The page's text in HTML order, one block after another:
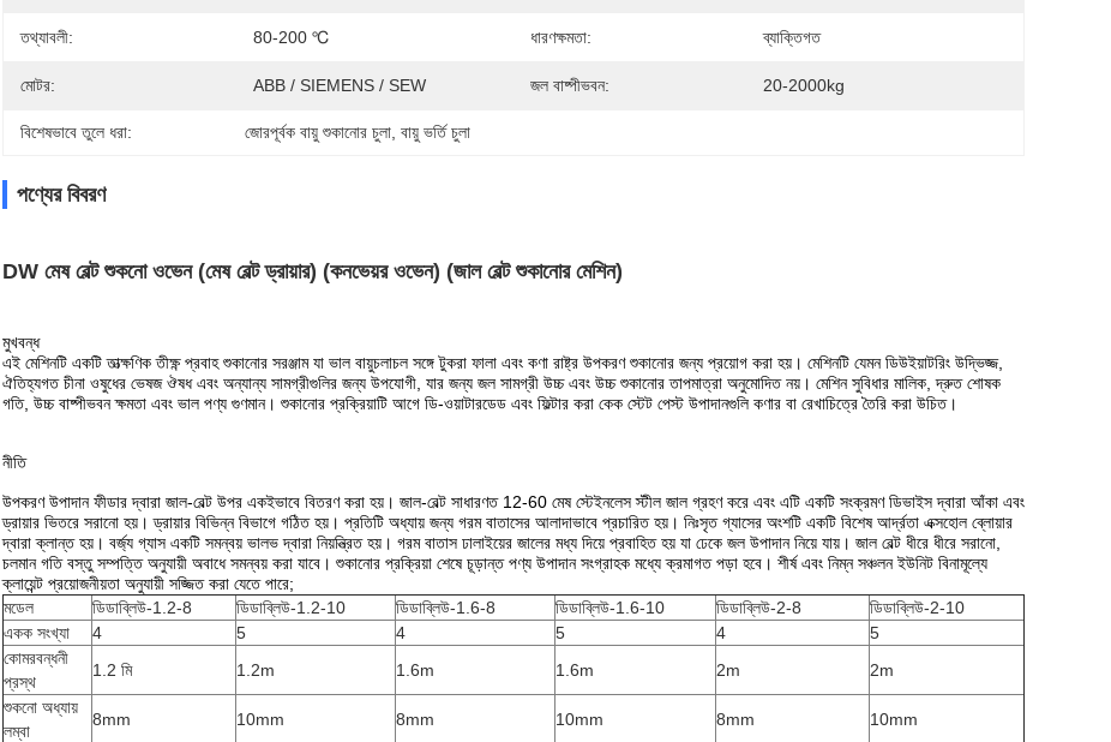
তথ্যাবলী: 80-200 ℃ ধারণক্ষমতা: ব্যাক্তিগত
মোটর: ABB / SIEMENS / SEW জল বাষ্পীভবন: 20-2000kg
বিশেষভাবে তুলে ধরা: জোরপূর্বক বায়ু শুকানোর চুলা , বায়ু ভর্তি চুলা
পণ্যের বিবরণ
DW মেষ বেল্ট শুকনো ওভেন (মেষ বেল্ট ড্রায়ার) (কনভেয়র ওভেন) (জাল বেল্ট শুকানোর মেশিন)
মুখবন্ধ
এই মেশিনটি একটি তাত্ক্ষণিক তীক্ষ্ণ প্রবাহ শুকানোর সরঞ্জাম যা ভাল বায়ুচলাচল সঙ্গে টুকরা ফালা এবং কণা রাষ্ট্র উপকরণ শুকানোর জন্য প্রয়োগ করা হয়। মেশিনটি যেমন ডিউইয়াটরিং উদ্ভিজ্জ,
ঐতিহ্যগত চীনা ওষুধের ভেষজ ঔষধ এবং অন্যান্য সামগ্রীগুলির জন্য উপযোগী, যার জন্য জল সামগ্রী উচ্চ এবং উচ্চ শুকানোর তাপমাত্রা অনুমোদিত নয়। মেশিন সুবিধার মালিক, দ্রুত শোষক
গতি, উচ্চ বাষ্পীভবন ক্ষমতা এবং ভাল পণ্য গুণমান। শুকানোর প্রক্রিয়াটি আগে ডি-ওয়াটারডেড এবং ফিল্টার করা কেক স্টেট পেস্ট উপাদানগুলি কণার বা রেখাচিত্রে তৈরি করা উচিত।
নীতি
উপকরণ উপাদান ফীডার দ্বারা জাল-বেল্ট উপর একইভাবে বিতরণ করা হয়। জাল-বেল্ট সাধারণত 12-60 মেষ স্টেইনলেস স্টীল জাল গ্রহণ করে এবং এটি একটি সংক্রমণ ডিভাইস দ্বারা আঁকা এবং
ড্রায়ার ভিতরে সরানো হয়। ড্রায়ার বিভিন্ন বিভাগে গঠিত হয়। প্রতিটি অধ্যায় জন্য গরম বাতাসের আলাদাভাবে প্রচারিত হয়। নিঃসৃত গ্যাসের অংশটি একটি বিশেষ আর্দ্রতা এক্সহোল ব্লোয়ার
দ্বারা ক্লান্ত হয়। বর্জ্য গ্যাস একটি সমন্বয় ভালভ দ্বারা নিয়ন্ত্রিত হয়। গরম বাতাস ঢালাইয়ের জালের মধ্য দিয়ে প্রবাহিত হয় যা ঢেকে জল উপাদান নিয়ে যায়। জাল বেল্ট ধীরে ধীরে সরানো,
চলমান গতি বস্তু সম্পত্তি অনুযায়ী অবাধে সমন্বয় করা যাবে। শুকানোর প্রক্রিয়া শেষে চূড়ান্ত পণ্য উপাদান সংগ্রাহক মধ্যে ক্রমাগত পড়া হবে। শীর্ষ এবং নিম্ন সঞ্চলন ইউনিট বিনামূল্যে
ক্লায়েন্ট প্রয়োজনীয়তা অনুযায়ী সজ্জিত করা যেতে পারে;
মডেল
ডিডাব্লিউ-1.2-8 ডিডাব্লিউ-1.2-10 ডিডাব্লিউ-1.6-8 ডিডাব্লিউ-1.6-10 ডিডাব্লিউ-2-8
ডিডাব্লিউ-2-10
একক সংখ্যা
4 5 4 5 4
5
কোমরবন্ধনী
প্রস্থ
1.2 মি 1.2m 1.6m 1.6m 2m
2m
শুকনো অধ্যায়
লম্বা
8mm 10mm 8mm 10mm 8mm
10mm